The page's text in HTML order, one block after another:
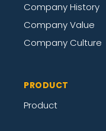
Company History
Company Value
Company Culture
PRODUCT
Product